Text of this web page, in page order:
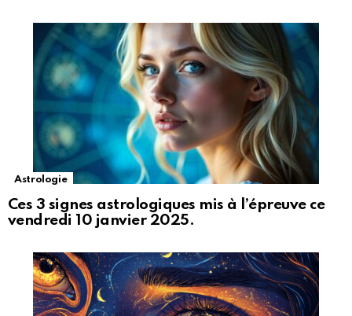
Astrologie
Ces 3 signes astrologiques mis à l’épreuve ce
vendredi 10 janvier 2025.